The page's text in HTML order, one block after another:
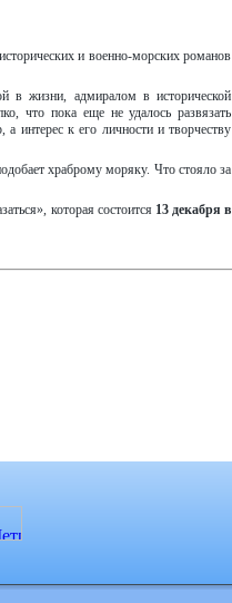
и военно-морских романов
в жизни, адмиралом в исторической
что пока еще не удалось развязать
интерес к его личности и творчеству
храброму моряку. Что стояло за
которая состоится 13 декабря в